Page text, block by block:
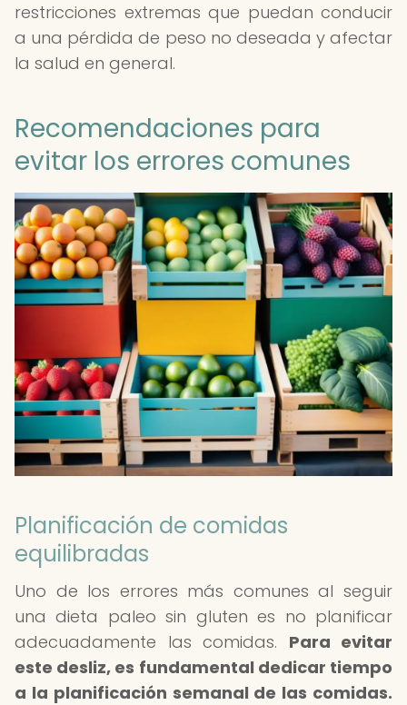
restricciones extremas que puedan conducir
a una pérdida de peso no deseada y afectar
la salud en general.
Recomendaciones para
evitar los errores comunes
Planificación de comidas
equilibradas
Uno de los errores más comunes al seguir
una dieta paleo sin gluten es no planificar
adecuadamente las comidas. Para evitar
este desliz, es fundamental dedicar tiempo
a la planificación semanal de las comidas.